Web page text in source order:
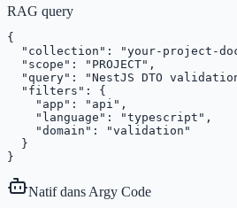
RAG query
{
"collection": "your-project-
  "scope": "PROJECT",
"query": "NestJS DTO
  "filters": {
    "app": "api",
    "language": "typescript",
    "domain": "validation"
  }
}
Natif dans Argy Code